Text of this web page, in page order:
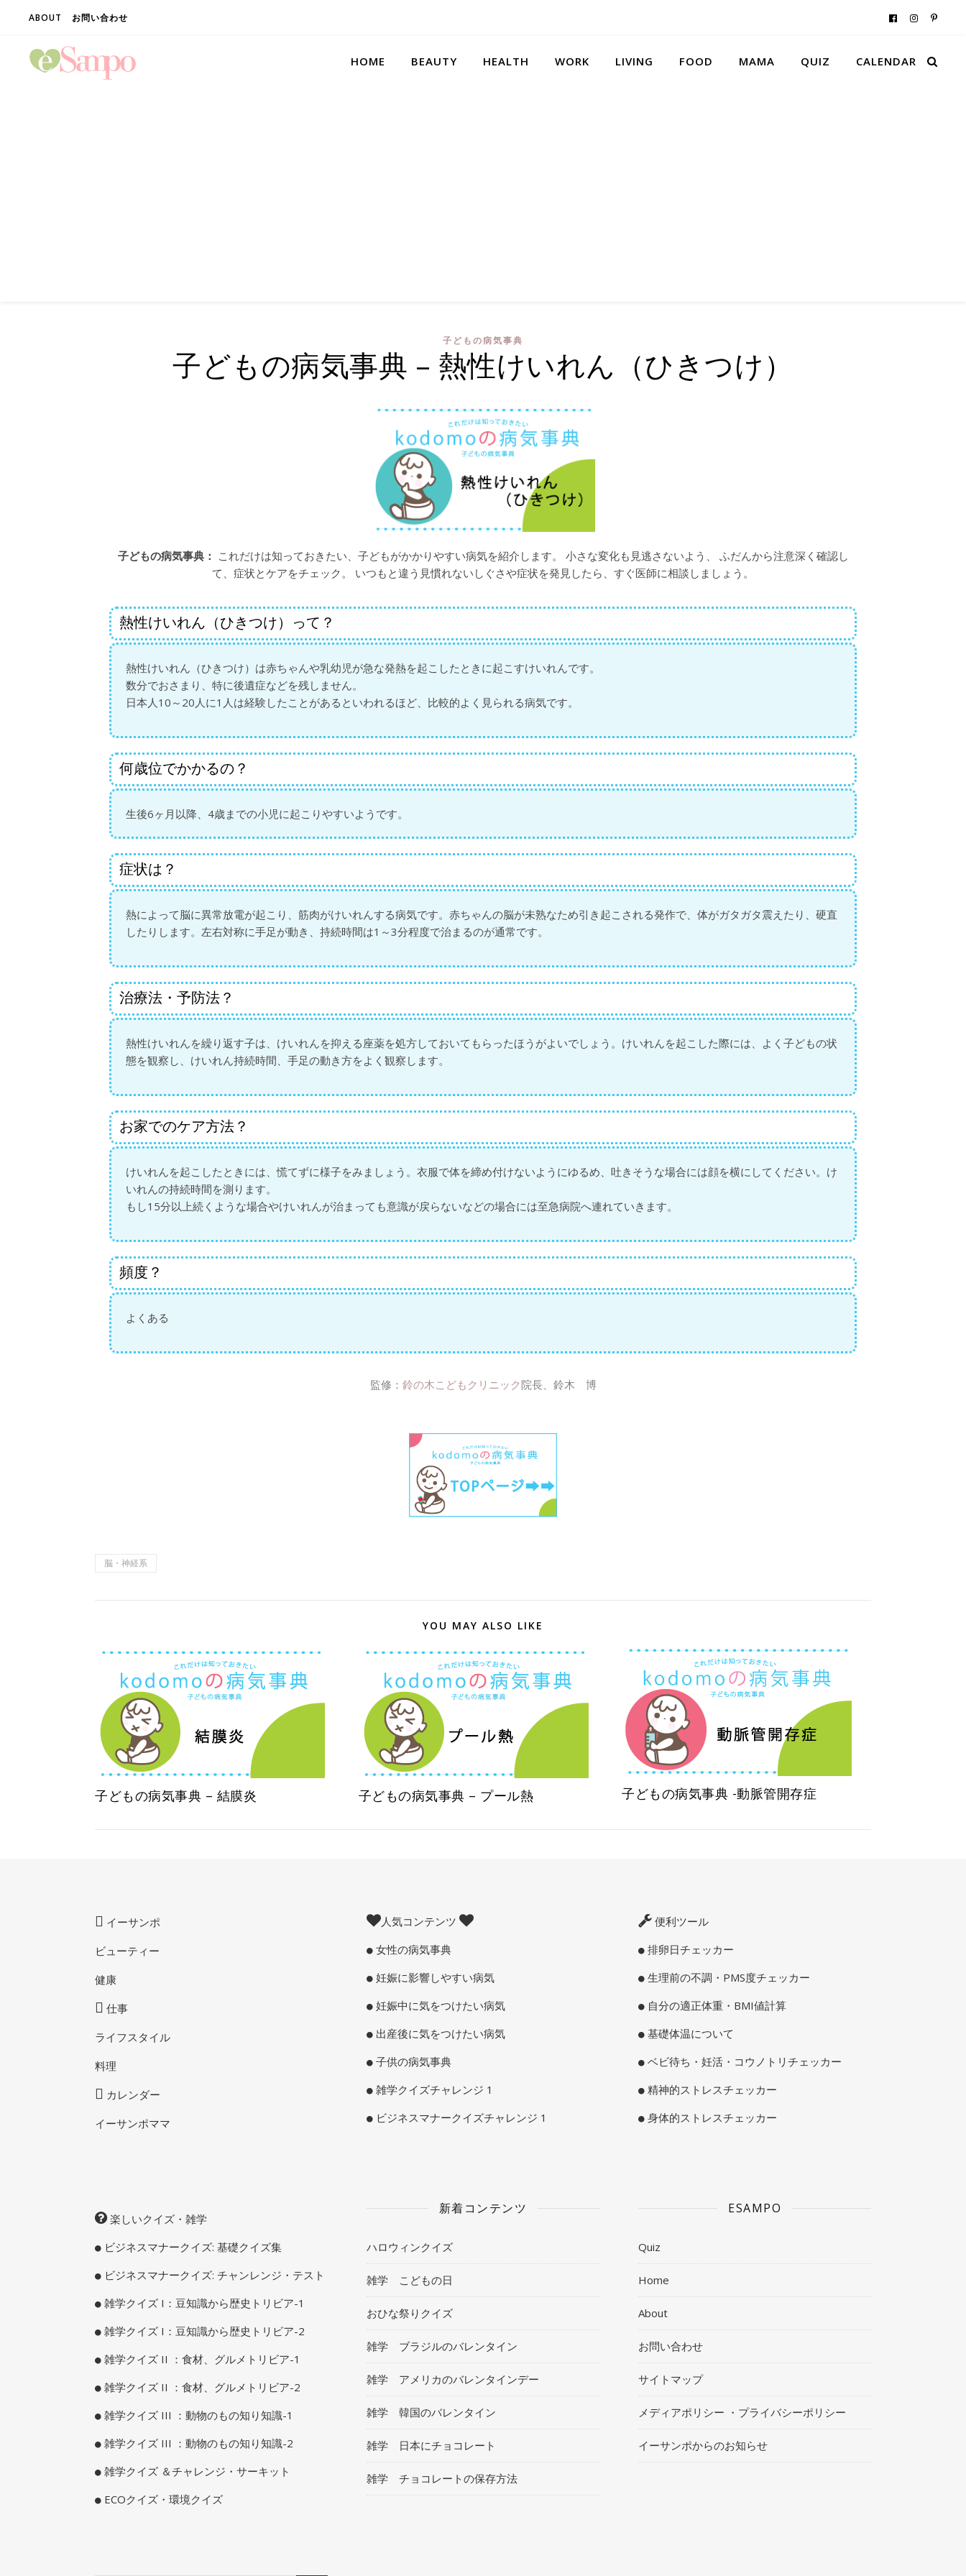
ABOUT お問い合わせ
HOME BEAUTY HEALTH WORK LIVING FOOD MAMA QUIZ CALENDAR
子どもの病気事典
子どもの病気事典 – 熱性けいれん（ひきつけ）
子どもの病気事典： これだけは知っておきたい、子どもがかかりやすい病気を紹介します。 小さな変化も見逃さないよう、 ふだんから注意深く確認し
て、症状とケアをチェック。 いつもと違う見慣れないしぐさや症状を発見したら、すぐ医師に相談しましょう。
熱性けいれん（ひきつけ）って？
熱性けいれん（ひきつけ）は赤ちゃんや乳幼児が急な発熱を起こしたときに起こすけいれんです。
数分でおさまり、特に後遺症などを残しません。
日本人10～20人に1人は経験したことがあるといわれるほど、比較的よく見られる病気です。
何歳位でかかるの？
生後6ヶ月以降、4歳までの小児に起こりやすいようです。
症状は？
熱によって脳に異常放電が起こり、筋肉がけいれんする病気です。赤ちゃんの脳が未熟なため引き起こされる発作で、体がガタガタ震えたり、硬直
したりします。左右対称に手足が動き、持続時間は1～3分程度で治まるのが通常です。
治療法・予防法？
熱性けいれんを繰り返す子は、けいれんを抑える座薬を処方しておいてもらったほうがよいでしょう。けいれんを起こした際には、よく子どもの状
態を観察し、けいれん持続時間、手足の動き方をよく観察します。
お家でのケア方法？
けいれんを起こしたときには、慌てずに様子をみましょう。衣服で体を締め付けないようにゆるめ、吐きそうな場合には顔を横にしてください。け
いれんの持続時間を測ります。
もし15分以上続くような場合やけいれんが治まっても意識が戻らないなどの場合には至急病院へ連れていきます。
頻度？
よくある
監修： 鈴の木こどもクリニック 院長、鈴木 博
脳・神経系
YOU MAY ALSO LIKE
子どもの病気事典 – 結膜炎 子どもの病気事典 – プール熱 子どもの病気事典 -動脈管開存症
イーサンポ
ビューティー
健康
仕事
ライフスタイル
料理
カレンダー
イーサンポママ
人気コンテンツ
女性の病気事典
妊娠に影響しやすい病気
妊娠中に気をつけたい病気
出産後に気をつけたい病気
子供の病気事典
雑学クイズチャレンジ 1
ビジネスマナークイズチャレンジ 1
便利ツール
排卵日チェッカー
生理前の不調・PMS度チェッカー
自分の適正体重・BMI値計算
基礎体温について
ベビ待ち・妊活・コウノトリチェッカー
精神的ストレスチェッカー
身体的ストレスチェッカー
楽しいクイズ・雑学
ビジネスマナークイズ: 基礎クイズ集
ビジネスマナークイズ: チャンレンジ・テスト
雑学クイズ I：豆知識から歴史トリビア-1
雑学クイズ I：豆知識から歴史トリビア-2
雑学クイズ II ：食材、グルメトリビア-1
雑学クイズ II ：食材、グルメトリビア-2
雑学クイズ III ：動物のもの知り知識-1
雑学クイズ III ：動物のもの知り知識-2
雑学クイズ ＆チャレンジ・サーキット
ECOクイズ・環境クイズ
新着コンテンツ
ハロウィンクイズ
雑学 こどもの日
おひな祭りクイズ
雑学 ブラジルのバレンタイン
雑学 アメリカのバレンタインデー
雑学 韓国のバレンタイン
雑学 日本にチョコレート
雑学 チョコレートの保存方法
ESAMPO
Quiz
Home
About
お問い合わせ
サイトマップ
メディアポリシー ・プライバシーポリシー
イーサンポからのお知らせ